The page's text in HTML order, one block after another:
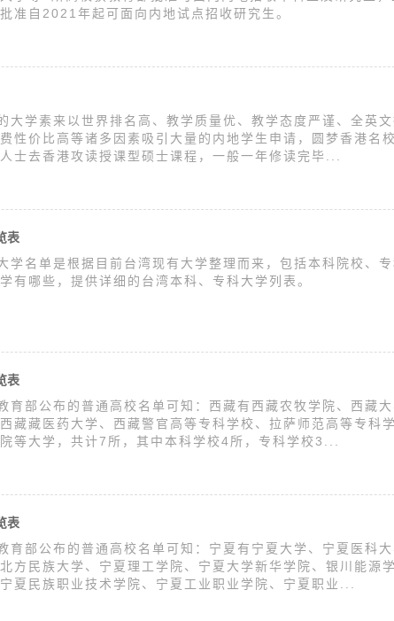
准自2021年起可面向内地试点招收研究生。
大学素来以世界排名高、教学质量优、教学态度严谨、全英
性价比高等诸多因素吸引大量的内地学生申请，圆梦香港名
士去香港攻读授课型硕士课程，一般一年修读完毕...
表
学名单是根据目前台湾现有大学整理而来，包括本科院校、
有哪些，提供详细的台湾本科、专科大学列表。
表
育部公布的普通高校名单可知：西藏有西藏农牧学院、西藏
藏藏医药大学、西藏警官高等专科学校、拉萨师范高等专科
等大学，共计7所，其中本科学校4所，专科学校3...
表
育部公布的普通高校名单可知：宁夏有宁夏大学、宁夏医科
方民族大学、宁夏理工学院、宁夏大学新华学院、银川能源
夏民族职业技术学院、宁夏工业职业学院、宁夏职业...